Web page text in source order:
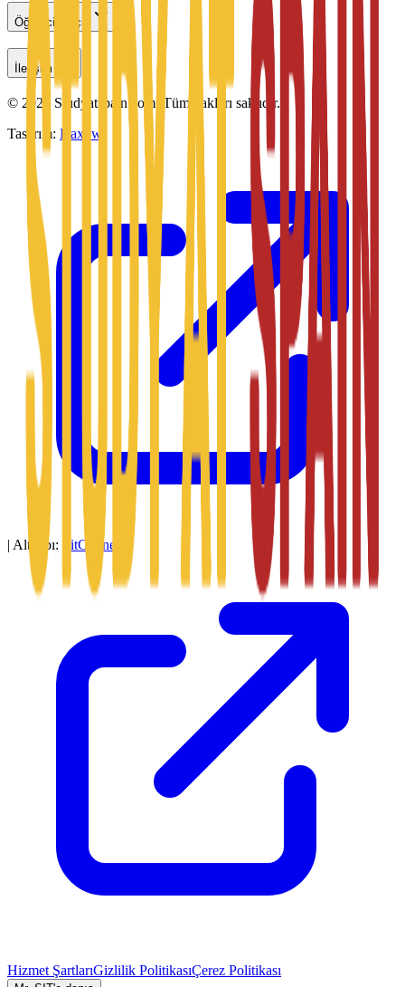
Öğrenciler İçin
İletişim
© 2026 Studyatspain.com. Tüm hakları saklıdır.
Tasarım: Daxow
| Altyapı: SitConnect
Hizmet ŞartlarıGizlilik PolitikasıÇerez Politikası